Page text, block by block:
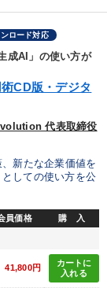
ウンド
創業者
レ対策・値上げ
ロード対応
成AI」の使い方が
CD版・デジタ
代表取締役
新たな企業価値を
しての使い方を公
員価格 購 入
41,800円
カートに
入れる